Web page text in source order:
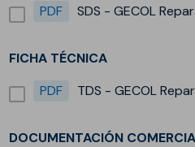
PDF
SDS - GECOL
FICHA TÉCNICA
PDF
TDS - GECOL
DOCUMENTACIÓN